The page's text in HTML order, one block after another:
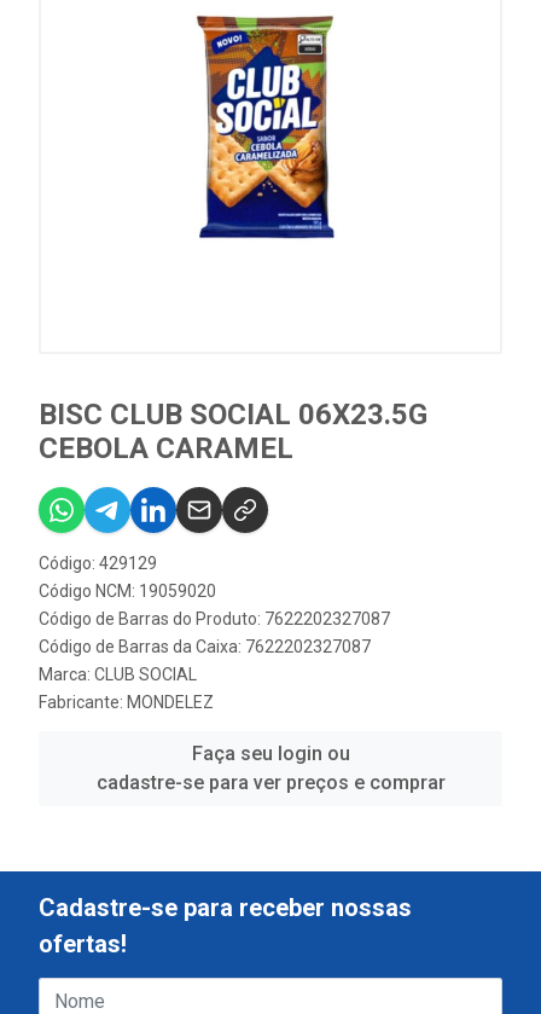
BISC CLUB SOCIAL 06X23.5G
CEBOLA CARAMEL
Código: 429129
Código NCM: 19059020
Código de Barras do Produto: 7622202327087
Código de Barras da Caixa: 7622202327087
Marca: CLUB SOCIAL
Fabricante: MONDELEZ
Faça seu login ou
cadastre-se para ver preços e comprar
Cadastre-se para receber nossas
ofertas!